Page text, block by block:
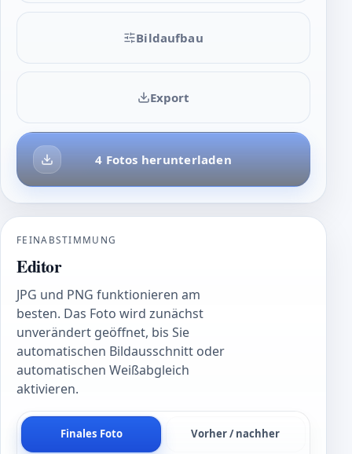
Bildaufbau
4 Fotos herunterladen
Export
FEINABSTIMMUNG
Editor
JPG und PNG funktionieren am
besten. Das Foto wird zunächst
unverändert geöffnet, bis Sie
automatischen Bildausschnitt oder
automatischen Weißabgleich
aktivieren.
Finales Foto Vorher / nachher